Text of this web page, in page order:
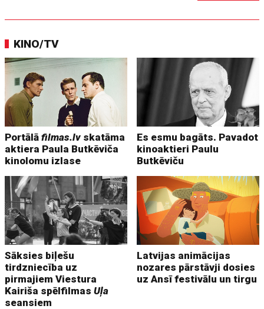
KINO/TV
Portālāfilmas.lv skatāma
aktiera Paula Butkēviča
kinolomu izlase
Es esmu bagāts. Pavadot
kinoaktieri Paulu
Butkēviču
Sāksies biļešu
tirdzniecība uz
pirmajiem Viestura
Kairiša spēlfilmasUļa
seansiem
Latvijas animācijas
nozares pārstāvji dosies
uz Ansī festivālu un tirgu